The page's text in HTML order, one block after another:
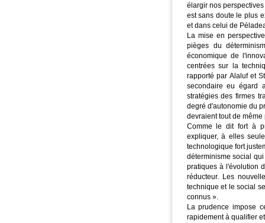
élargir nos
est sans doute le plus
et dans celui de
La mise en
pièges du
économique de
centrées sur la
rapporté par Alaluf et
secondaire eu égard
stratégies des firmes
degré d'autonomie du
devraient tout de
Comme le dit fort à
expliquer, à elles
technologique fort
déterminisme social
pratiques à l'évolution
réducteur. Les
technique et le social
connus ».
La prudence impose
rapidement à qualifier